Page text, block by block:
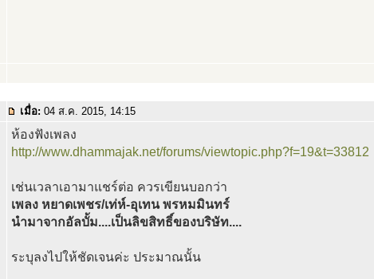
เมื่อ: 04 ส.ค. 2015, 14:15
ห้องฟังเพลง
http://www.dhammajak.net/forums/viewtopic.php?f=19&t=33812
เช่นเวลาเอามาแชร์ต่อ ควรเขียนบอกว่า
เพลง หยาดเพชร/เท่ห์-อุเทน พรหมมินทร์
นำมาจากอัลบั้ม....เป็นลิขสิทธิ์ของบริษัท....
ระบุลงไปให้ชัดเจนค่ะ ประมาณนั้น